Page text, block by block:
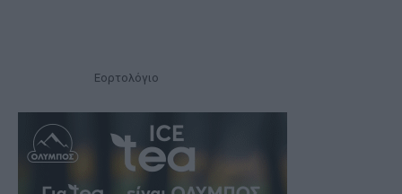
Εορτολόγιο